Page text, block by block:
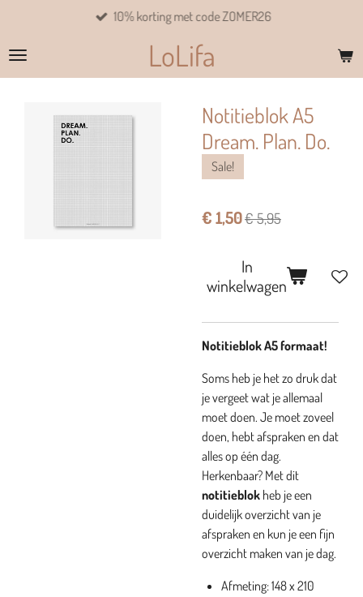
naar
de
LoLifa
10% korting met code ZOMER26
Notitieblok A5
Dream. Plan. Do.
Sale!
€ 1,50€ 5,95
In
winkelwagen
Notitieblok A5 formaat!
Soms heb je het zo druk dat
je vergeet wat je allemaal
moet doen. Je moet zoveel
doen, hebt afspraken en dat
alles op één dag.
Herkenbaar? Met dit
notitieblok heb je een
duidelijk overzicht van je
afspraken en kun je een fijn
overzicht maken van je dag.
Afmeting: 148 x 210